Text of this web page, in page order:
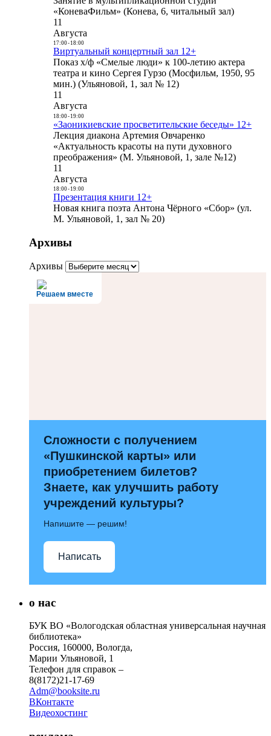
«КоневаФильм» (Конева, 6, читальный зал)
11
Августа
17:00- 18:00
Виртуальный концертный зал 12+
Показ х/ф «Смелые люди» к 100-летию актера
театра и кино Сергея Гурзо (Мосфильм, 1950, 95
мин.) (Ульяновой, 1, зал № 12)
11
Августа
18:00- 19:00
«Заоникиевские просветительские беседы» 12+
Лекция диакона Артемия Овчаренко
«Актуальность красоты на пути духовного
преображения» (М. Ульяновой, 1, зале №12)
11
Августа
18:00- 19:00
Презентация книги 12+
Новая книга поэта Антона Чёрного «Сбор» (ул.
М. Ульяновой, 1, зал № 20)
Архивы
Архивы
Решаем вместе
Сложности с получением
«Пушкинской карты» или
приобретением билетов?
Знаете, как улучшить работу
учреждений культуры?
Напишите — решим!
Написать
о нас
БУК ВО «Вологодская областная универсальная научная
библиотека»
Россия, 160000, Вологда,
Марии Ульяновой, 1
Телефон для справок –
8(8172)21-17-69
Adm@booksite.ru
ВКонтакте
Видеохостинг